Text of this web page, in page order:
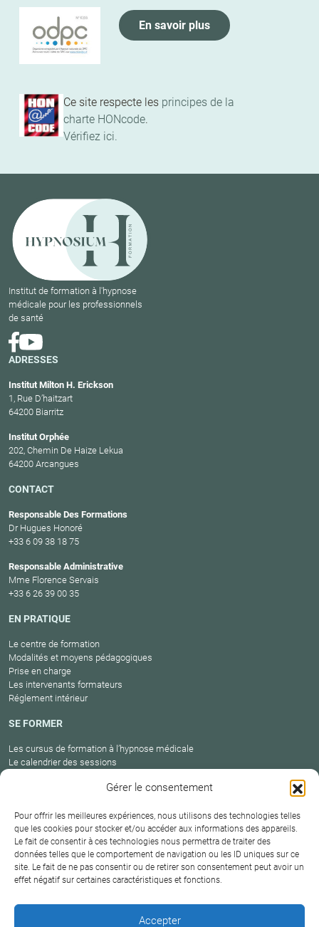
Gérer le consentement
Pour offrir les meilleures expériences, nous utilisons des technologies telles
que les cookies pour stocker et/ou accéder aux informations des appareils.
Le fait de consentir à ces technologies nous permettra de traiter des
données telles que le comportement de navigation ou les ID uniques sur ce
site. Le fait de ne pas consentir ou de retirer son consentement peut avoir un
effet négatif sur certaines caractéristiques et fonctions.
Accepter
Ce site respecte les principes de la
charte HONcode.
Vérifiez ici.
En savoir plus
Institut de formation à l'hypnose
médicale pour les professionnels
de santé
ADRESSES
Institut Milton H. Erickson
1, Rue D’haitzart
64200 Biarritz
Institut Orphée
202, Chemin De Haize Lekua
64200 Arcangues
CONTACT
Responsable Des Formations
Dr Hugues Honoré
+33 6 09 38 18 75
Responsable Administrative
Mme Florence Servais
+33 6 26 39 00 35
EN PRATIQUE
Le centre de formation
Modalités et moyens pédagogiques
Prise en charge
Les intervenants formateurs
Réglement intérieur
SE FORMER
Les cursus de formation à l’hypnose médicale
Le calendrier des sessions
Mentions
légales
Conditions
générales de
vente
Plan
du site
Contact
Protection
des données